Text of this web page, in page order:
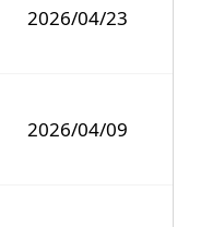
2026/04/23
2026/04/09